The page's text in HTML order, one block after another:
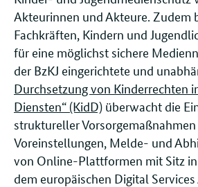
Akteurinnen und Akteure. Zudem
Fachkräften, Kindern und
für eine möglichst sichere
der BzKJ eingerichtete und
Durchsetzung von Kinderrechten
Diensten“ (KidD) überwacht die
struktureller Vorsorgemaßnahmen
Voreinstellungen, Melde- und
von Online-Plattformen mit Sitz
dem europäischen Digital Services